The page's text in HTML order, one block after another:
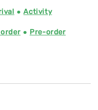
●Activity
order● Pre-order